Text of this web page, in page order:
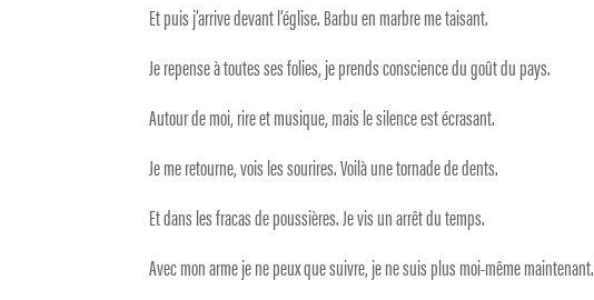
Et puis j’arrive devant l’église. Barbu en marbre me taisant.
Je repense à toutes ses folies, je prends conscience du goût du pays.
Autour de moi, rire et musique, mais le silence est écrasant.
Je me retourne, vois les sourires. Voilà une tornade de dents.
Et dans les fracas de poussières. Je vis un arrêt du temps.
Avec mon arme je ne peux que suivre, je ne suis plus moi-même maintenant.